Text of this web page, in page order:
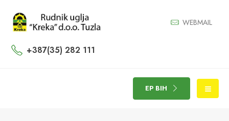
WEBMAIL
+387(35) 282 111
EP BIH